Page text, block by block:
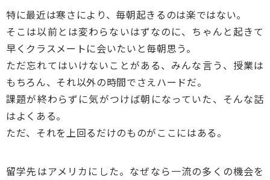
特に最近は寒さにより、毎朝起きるのは楽ではない。
そこは以前とは変わらないはずなのに、ちゃんと起きて
早くクラスメートに会いたいと毎朝思う。
ただ忘れてはいけないことがある、みんな言う、授業は
もちろん、それ以外の時間でさえハードだ。
課題が終わらずに気がつけば朝になっていた、そんな話
はよくある。
ただ、それを上回るだけのものがここにはある。
留学先はアメリカにした。なぜなら一流の多くの機会を